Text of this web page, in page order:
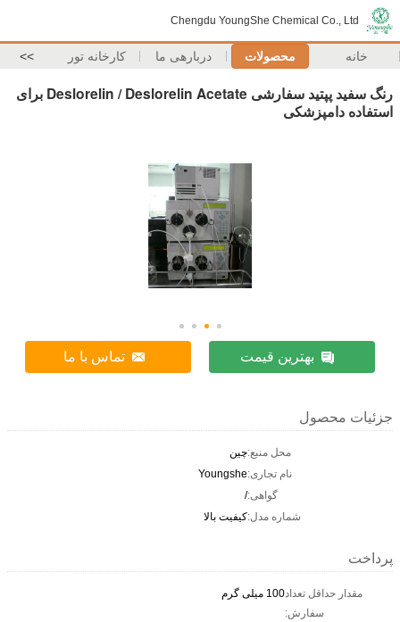
Chengdu YoungShe Chemical Co., Ltd
خانه محصولات دربارهی ما کارخانه تور >>
رنگ سفید پپتید سفارشی Deslorelin / Deslorelin Acetate برای
استفاده دامپزشکی
بهترین قیمت تماس با ما
جزئیات محصول
محل منبع:چین
نام تجاری:Youngshe
گواهی:/
شماره مدل:کیفیت بالا
پرداخت
مقدار حداقل تعداد
سفارش:
100 میلی گرم